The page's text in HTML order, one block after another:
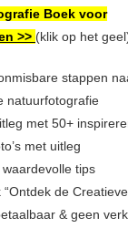
Boek voor
>> (klik op het
stappen
natuurfotografie
met 50+
met uitleg
waardevolle tips
de
& geen